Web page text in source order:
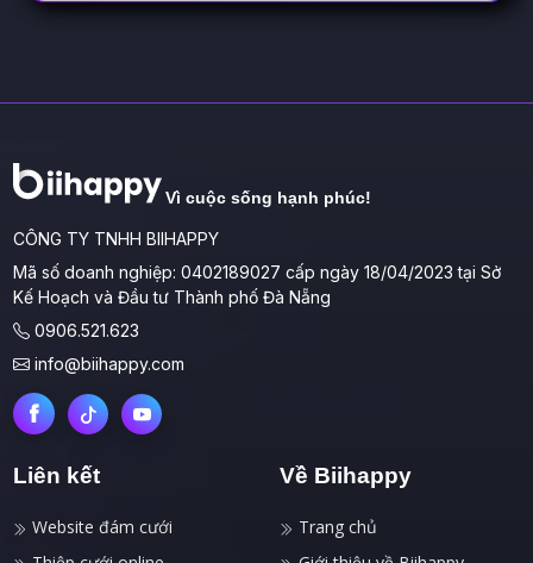
Vì cuộc sống hạnh phúc!
CÔNG TY TNHH BIIHAPPY
Mã số doanh nghiệp: 0402189027 cấp ngày 18/04/2023 tại Sở
Kế Hoạch và Đầu tư Thành phố Đà Nẵng
0906.521.623
info@biihappy.com
Liên kết
Website đám cưới
Về Biihappy
Trang chủ